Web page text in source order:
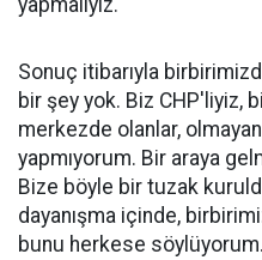
yapmalıyız.
Sonuç itibarıyla
bir şey yok. Biz CHP'liyiz,
merkezde olanlar,
yapmıyorum. Bir araya
Bize böyle bir tuzak
dayanışma içinde,
bunu herkese